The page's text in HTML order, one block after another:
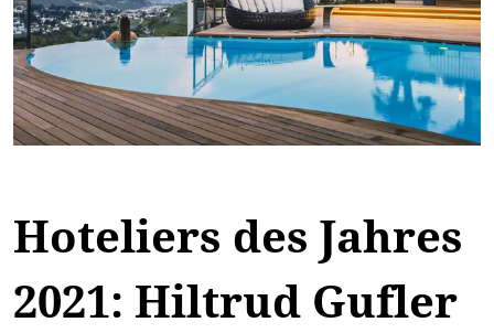
Hoteliers des Jahres
2021: Hiltrud Gufler